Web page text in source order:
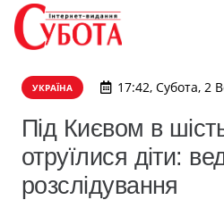
УКРАЇНА 17:42, Субота, 2
Під Києвом в
отруїлися діти:
розслідування